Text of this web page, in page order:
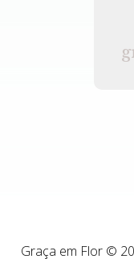
Graça em Flor ©